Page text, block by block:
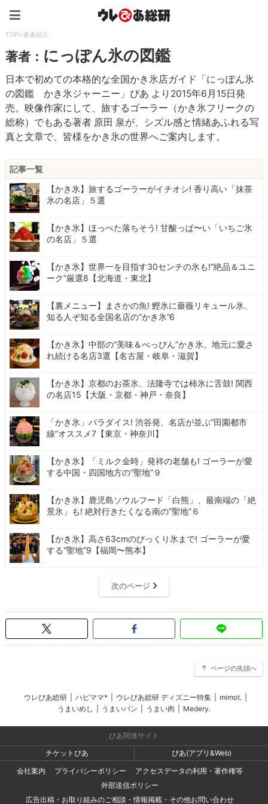
TOP>著者紹介
著者： にっぽん氷の図鑑
日本で初めての本格的な全国かき氷店ガイド「にっぽん氷
の図鑑 かき氷ジャーニー」ぴあ より2015年6月15日発
売。映像作家にして、旅するゴーラー（かき氷フリークの
総称）でもある著者 原田 泉が、シズル感と情緒あふれる写
真と文章で、皆様をかき氷の世界へご案内します。
記事一覧
【かき氷】旅するゴーラーがイチオシ! 香り高い「抹茶
氷の名店」５選
【かき氷】ほっぺた落ちそう! 甘酸っぱ〜い「いちご氷
の名店」５選
【かき氷】世界一を目指す30センチの氷も!“絶品＆ユニ
ーク”厳選8【北海道・東北】
【裏メニュー】まさかの魚! 鰹氷に薔薇リキュール氷、
知る人ぞ知る全国名店の“かき氷”6
【かき氷】中部の“美味＆べっぴん”かき氷。地元に愛さ
れ続ける名店3選【名古屋・岐阜・滋賀】
【かき氷】京都のお茶氷、法隆寺では柿氷に舌鼓! 関西
の名店15【大阪・京都・神戸・奈良】
「かき氷」パラダイス! 渋谷発、名店が並ぶ“田園都市
線”オススメ7【東京・神奈川】
【かき氷】「ミルク金時」発祥の老舗も! ゴーラーが愛
する中国・四国地方の“聖地”９
【かき氷】鹿児島ソウルフード「白熊」、最南端の「絶
景氷」も! 絶対行きたくなる南の”聖地”６
【かき氷】高さ63cmのびっくり氷まで! ゴーラーが愛
する“聖地”9【福岡〜熊本】
次のページ
ページの先頭へ
ウレぴあ総研 ハピママ* ウレぴあ総研 ディズニー特集 mimot.
うまいめし
うまいパン うまい肉 Medery.
ぴあ関連サイト
チケットぴあ
ぴあ(アプリ&Web)
会社案内
プライバシーポリシー
アクセスデータの利用・著作権等
外部送信ポリシー
広告出稿・お取り組みのご相談・情報掲載・その他お問い合わせ